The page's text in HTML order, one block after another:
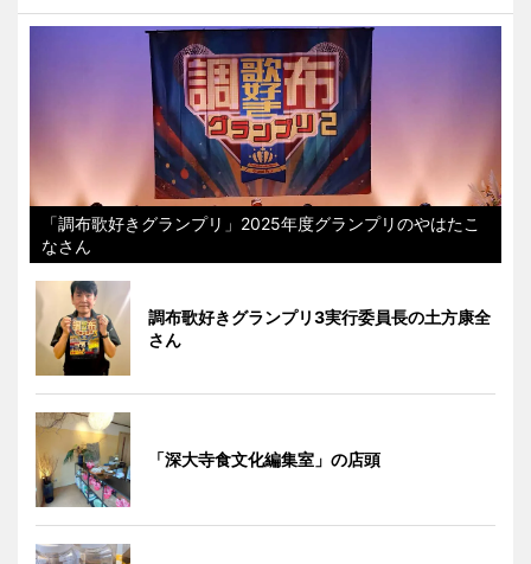
「調布歌好きグランプリ」2025年度グランプリのやはたこ
なさん
調布歌好きグランプリ3実行委員長の土方康全
さん
「深大寺食文化編集室」の店頭